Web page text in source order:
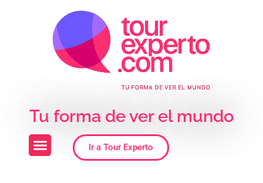
Tu forma de ver el mundo
Ir a Tour Experto